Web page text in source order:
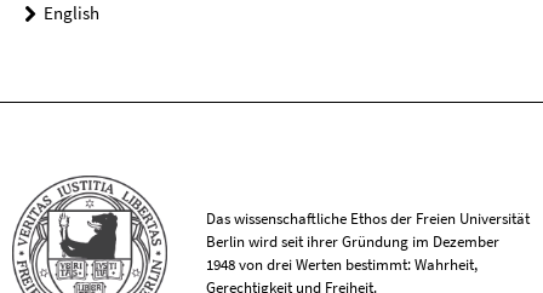
English
Das wissenschaftliche Ethos der Freien Universität
Berlin wird seit ihrer Gründung im Dezember
1948 von drei Werten bestimmt: Wahrheit,
Gerechtigkeit und Freiheit.